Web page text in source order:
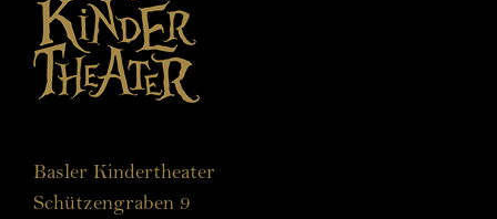
Basler Kindertheater
Schützengraben 9